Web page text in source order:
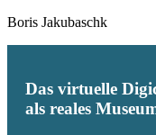
Boris Jakubaschk
Das virtuelle
als reales